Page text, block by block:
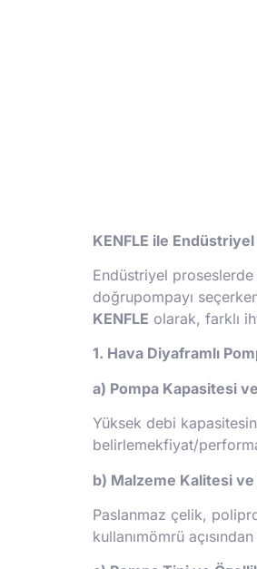
KENFLE ile
Endüstriyel proseslerde
doğrupompayı
KENFLE olarak, farklı
1. Hava Diyaframlı
a) Pompa Kapasitesi
Yüksek debi
belirlemekfiyat/
b) Malzeme Kalitesi ve
Paslanmaz çelik,
kullanımömrü